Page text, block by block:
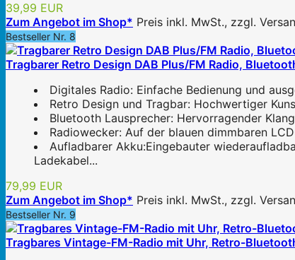
39,99 EUR
Zum Angebot im Shop* Preis inkl. MwSt., zzgl.
Bestseller Nr. 8
Tragbarer Retro Design DAB Plus/FM Radio,
Digitales Radio: Einfache Bedienung und
Retro Design und Tragbar: Hochwertiger
Bluetooth Lausprecher: Hervorragender
Radiowecker: Auf der blauen dimmbaren
Aufladbarer Akku:Eingebauter
Ladekabel...
79,99 EUR
Zum Angebot im Shop* Preis inkl. MwSt., zzgl.
Bestseller Nr. 9
Tragbares Vintage-FM-Radio mit Uhr, Retro-